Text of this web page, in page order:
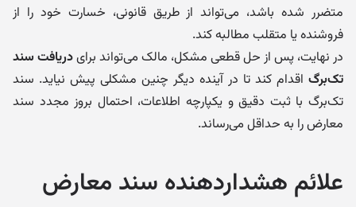
متضرر شده باشد، می‌تواند از طریق قانونی، خسارت خود را از
فروشنده یا متقلب مطالبه کند.
در نهایت، پس از حل قطعی مشکل، مالک می‌تواند برایدریافت سند
تک‌برگ اقدام کند تا در آینده دیگر چنین مشکلی پیش نیاید. سند
تک‌برگ با ثبت دقیق و یکپارچه اطلاعات، احتمال بروز مجدد سند
معارض را به حداقل می‌رساند.
علائم هشداردهنده سند معارض